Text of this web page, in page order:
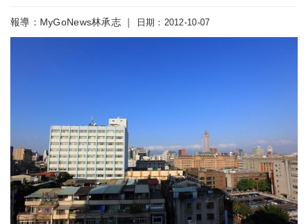
報導：MyGoNews林承志 ｜ 日期：2012-10-07